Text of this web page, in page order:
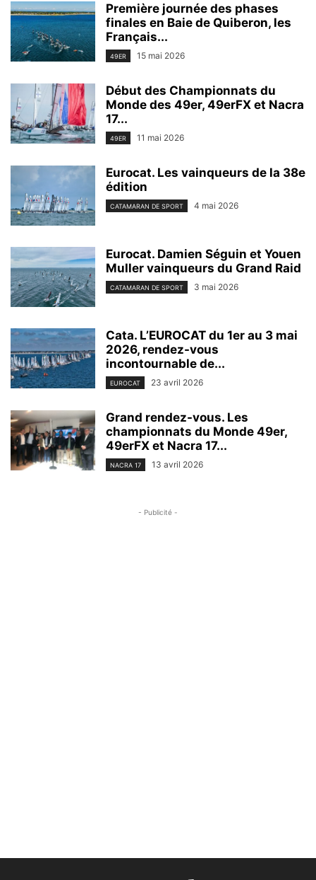
Première journée des phases
finales en Baie de Quiberon, les
Français...
49ER 15 mai 2026
Début des Championnats du
Monde des 49er, 49erFX et Nacra
17...
49ER 11 mai 2026
Eurocat. Les vainqueurs de la 38e
édition
CATAMARAN DE SPORT 4 mai 2026
Eurocat. Damien Séguin et Youen
Muller vainqueurs du Grand Raid
CATAMARAN DE SPORT 3 mai 2026
Cata. L’EUROCAT du 1er au 3 mai
2026, rendez-vous
incontournable de...
EUROCAT 23 avril 2026
Grand rendez-vous. Les
championnats du Monde 49er,
49erFX et Nacra 17...
NACRA 17 13 avril 2026
- Publicité -